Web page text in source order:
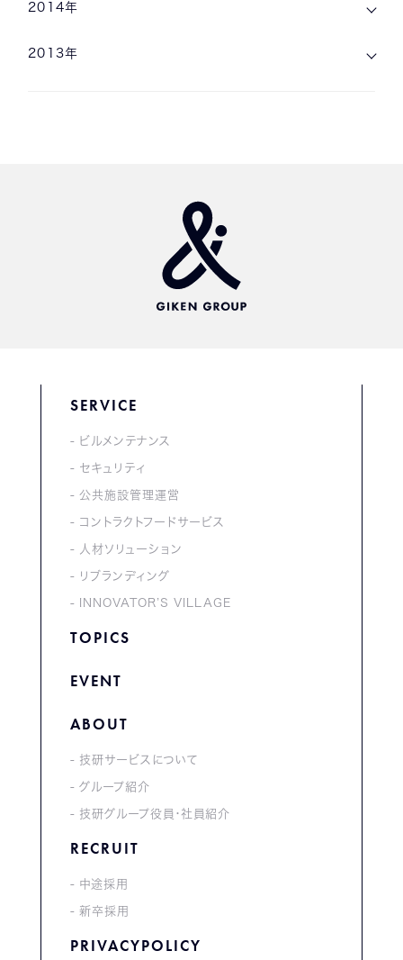
2014年
2013年
SERVICE
ビルメンテナンス
セキュリティ
公共施設管理運営
コントラクトフードサービス
人材ソリューション
リブランディング
INNOVATOR’S VILLAGE
TOPICS
EVENT
ABOUT
技研サービスについて
グループ紹介
技研グループ役員・社員紹介
RECRUIT
中途採用
新卒採用
PRIVACYPOLICY